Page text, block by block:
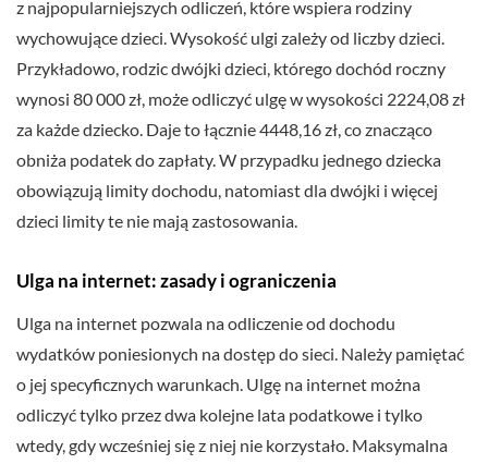
z najpopularniejszych odliczeń, które wspiera rodziny
wychowujące dzieci. Wysokość ulgi zależy od liczby dzieci.
Przykładowo, rodzic dwójki dzieci, którego dochód roczny
wynosi 80 000 zł, może odliczyć ulgę w wysokości 2224,08 zł
za każde dziecko. Daje to łącznie 4448,16 zł, co znacząco
obniża podatek do zapłaty. W przypadku jednego dziecka
obowiązują limity dochodu, natomiast dla dwójki i więcej
dzieci limity te nie mają zastosowania.
Ulga na internet: zasady i ograniczenia
Ulga na internet pozwala na odliczenie od dochodu
wydatków poniesionych na dostęp do sieci. Należy pamiętać
o jej specyficznych warunkach. Ulgę na internet można
odliczyć tylko przez dwa kolejne lata podatkowe i tylko
wtedy, gdy wcześniej się z niej nie korzystało. Maksymalna